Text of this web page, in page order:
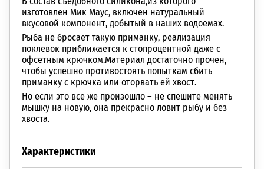
изготовлен Мик Маус, включен натуральный
вкусовой компонент, добытый в наших водоемах.
Рыба не бросает такую приманку, реализация
поклевок приближается к стопроцентной даже с
офсетным крючком.Материал достаточно прочен,
чтобы успешно противостоять попыткам сбить
приманку с крючка или оторвать ей хвост.
Но если это все же произошло – не спешите менять
мышку на новую, она прекрасно ловит рыбу и без
хвоста.
Характеристики